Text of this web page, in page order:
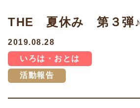
THE 夏休み 第３弾♪
2019.08.28
いろは・おとは
活動報告